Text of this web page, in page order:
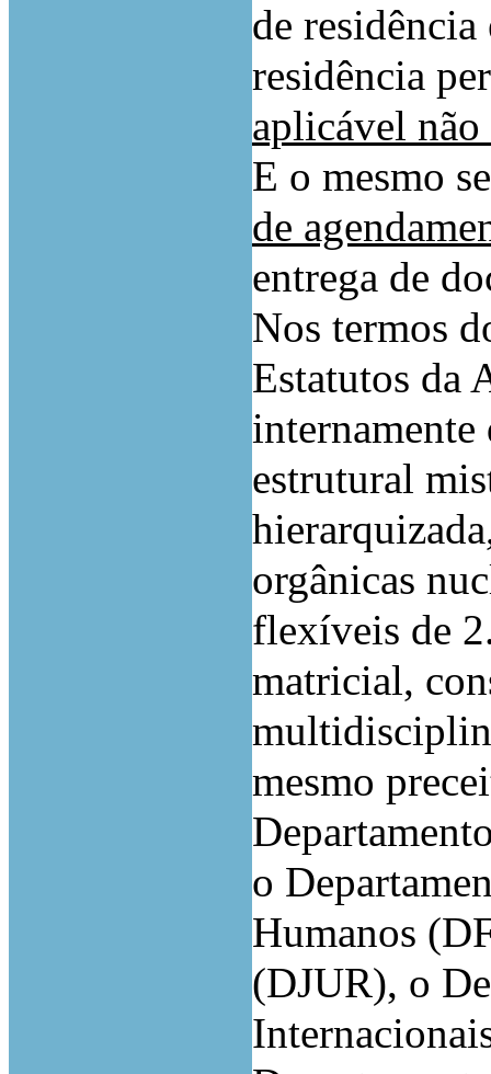
de residência
residência
aplicável
E o mesmo
de
entrega de
Nos termos
Estatutos da
estrutural
orgânicas
flexíveis de
matricial,
mesmo
o
Humanos
(DJUR), o